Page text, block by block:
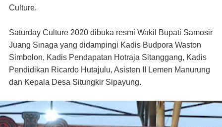
Culture.
Saturday Culture 2020 dibuka resmi Wakil Bupati Samosir
Juang Sinaga yang didampingi Kadis Budpora Waston
Simbolon, Kadis Pendapatan Hotraja Sitanggang, Kadis
Pendidikan Ricardo Hutajulu, Asisten II Lemen Manurung
dan Kepala Desa Situngkir Sipayung.